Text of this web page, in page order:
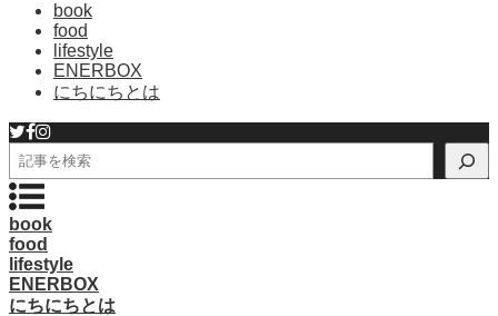
book
food
lifestyle
ENERBOX
にちにちとは
検
索
book
food
lifestyle
ENERBOX
にちにちとは